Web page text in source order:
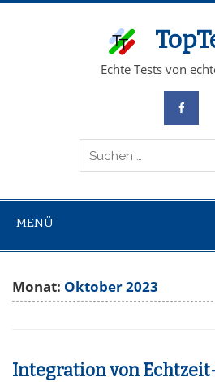
Echte Tests von
MENÜ
Monat: Oktober 2023
Integration von